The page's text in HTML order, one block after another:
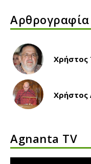
Αρθρογραφία
Χρήστος
Χρήστος
Agnanta TV